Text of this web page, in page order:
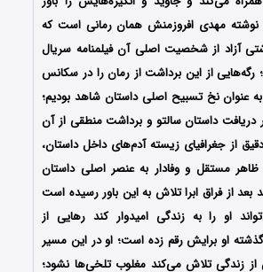
نوشته مهدی افروز‌منش همان رمانی است که
آزاد از شخصیت اصلی آن فیلمنامه سریال
رگه‌هایی از این برداشت از رمان را در سکانس
عنوان نخ تسبیح اصلی داستان شاهد بودیم؛
داستان سالتو و برداشت منطقی از آن
از جغرافیای زیسته آدم‌های داخل داستان،
ظاهر مستقل و وفادار به عنصر اصلی داستان
از فراق ابرا تلاش به این باور رسیده است
او را به زندگی امیدوار کند رهایی از
او برایش رقم زده است؛ او در این مسیر
زندگی تلاش می‌کند مغلوب تلخی‌ها نشود؛